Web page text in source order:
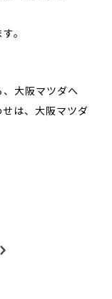
。
大阪マツダへ
は、大阪マツダ